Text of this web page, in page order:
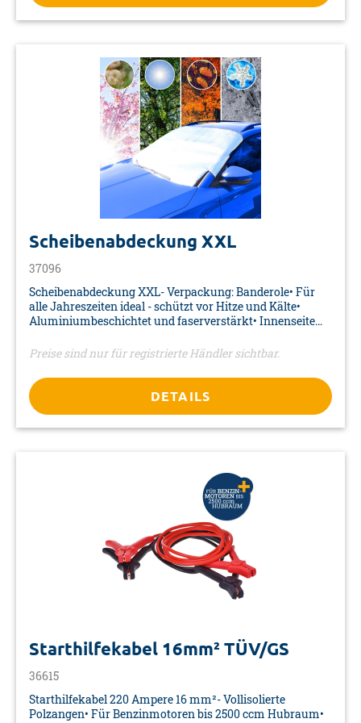
Scheibenabdeckung XXL
37096
Scheibenabdeckung XXL- Verpackung: Banderole• Für
alle Jahreszeiten ideal - schützt vor Hitze und Kälte•
Aluminiumbeschichtet und faserverstärkt• Innenseite
Befestigung• Farbe: silber• Material: alubeschichtet,
thermoisolierend• Maße: 1500/2100 x 970 mm
Preise sind nur für registrierte Händler sichtbar.
DETAILS
Starthilfekabel 16mm² TÜV/GS
36615
Starthilfekabel 220 Ampere 16 mm²- Vollisolierte
Polzangen• Für Benzinmotoren bis 2500 ccm Hubraum•